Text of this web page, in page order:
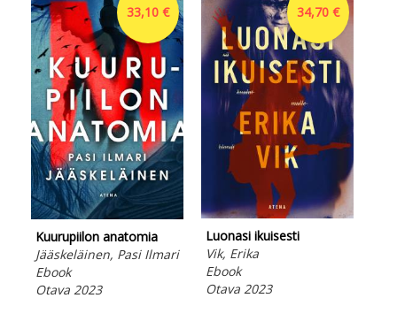
33,10 €
Kuurupiilon anatomia
Jääskeläinen, Pasi Ilmari
Ebook
Otava 2023
34,70 €
Luonasi ikuisesti
Vik, Erika
Ebook
Otava 2023